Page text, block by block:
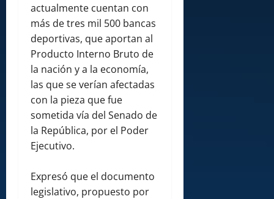
actualmente cuentan con
más de tres mil 500 bancas
deportivas, que aportan al
Producto Interno Bruto de
la nación y a la economía,
las que se verían afectadas
con la pieza que fue
sometida vía del Senado de
la República, por el Poder
Ejecutivo.
Expresó que el documento
legislativo, propuesto por